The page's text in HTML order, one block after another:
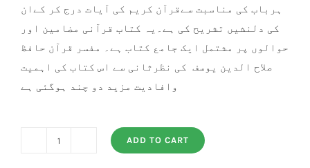
ہرباب کی مناسبت سےقرآن کریم کی آیات درج کر کےان
کی دلنشیں تشریح کی ہے۔یہ کتاب قرآنی مضامین اور
حوالوں پر مشتمل ایک جامع کتاب ہے۔ مفسر قرآن حافظ
صلاح الدین یوسف کی نظرثانی سے اس کتاب کی اہمیت
وافادیت مزید دو چند ہوگئی ہے
ADD TO CART